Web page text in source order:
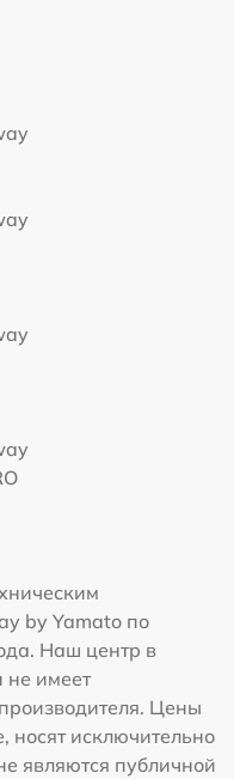
by Yamato по
Наш центр в
не имеет
Цены
носят исключительно
являются публичной